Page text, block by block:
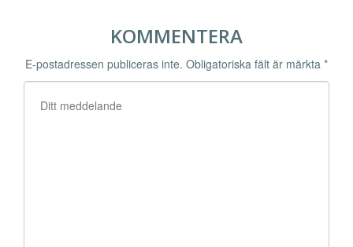
KOMMENTERA
E-postadressen publiceras inte. Obligatoriska fält är märkta *